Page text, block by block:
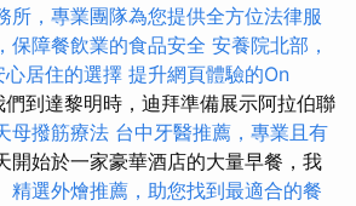
所，專業團隊為您提供全方位法律服
保障餐飲業的食品安全 安養院北部，
居住的選擇 提升網頁體驗的On
們到達黎明時，迪拜準備展示阿拉伯聯
母撥筋療法 台中牙醫推薦，專業且有
開始於一家豪華酒店的大量早餐，我
精選外燴推薦，助您找到最適合的餐